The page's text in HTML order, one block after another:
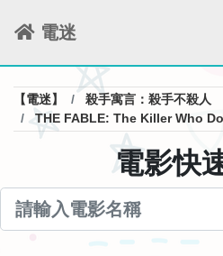
電迷
【電迷】
殺手寓言：殺手不殺人
THE FABLE: The Killer Who
電影快